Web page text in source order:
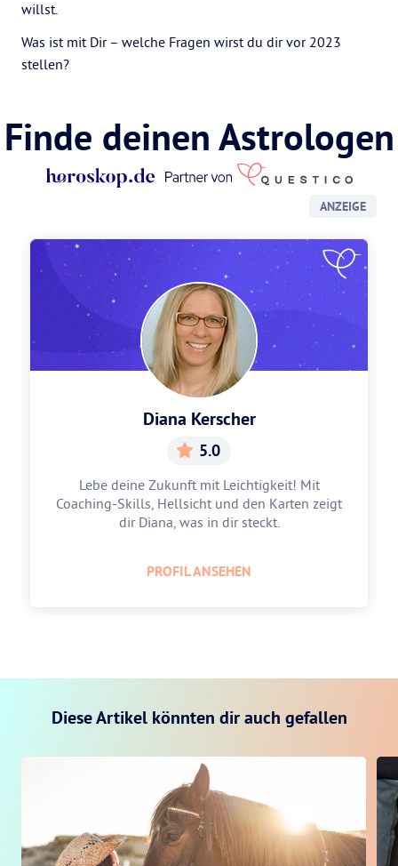
willst.
Was ist mit Dir – welche Fragen wirst du dir vor 2023
stellen?
Finde deinen Astrologen
ANZEIGE
Diana Kerscher
5.0
Lebe deine Zukunft mit Leichtigkeit! Mit
Coaching-Skills, Hellsicht und den Karten zeigt
dir Diana, was in dir steckt.
PROFIL ANSEHEN
Diese Artikel könnten dir auch gefallen